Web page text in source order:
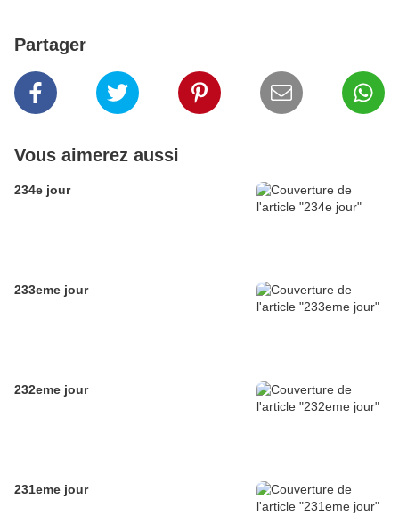
Partager
Vous aimerez aussi
234e jour
233eme jour
232eme jour
231eme jour